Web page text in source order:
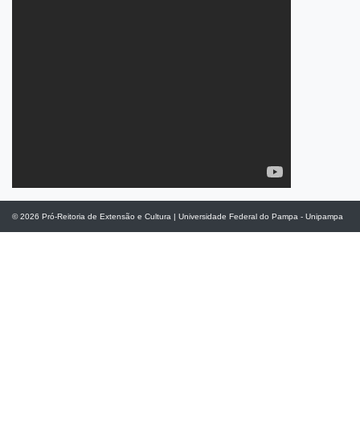
© 2026 Pró-Reitoria de Extensão e Cultura | Universidade Federal do Pampa - Unipampa